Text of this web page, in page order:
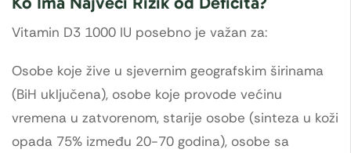
Vitamin D3 1000 IU posebno je važan za:
Osobe koje žive u sjevernim geografskim širinama
(BiH uključena), osobe koje provode većinu
vremena u zatvorenom, starije osobe (sinteza u koži
opada 75% između 20-70 godina), osobe sa